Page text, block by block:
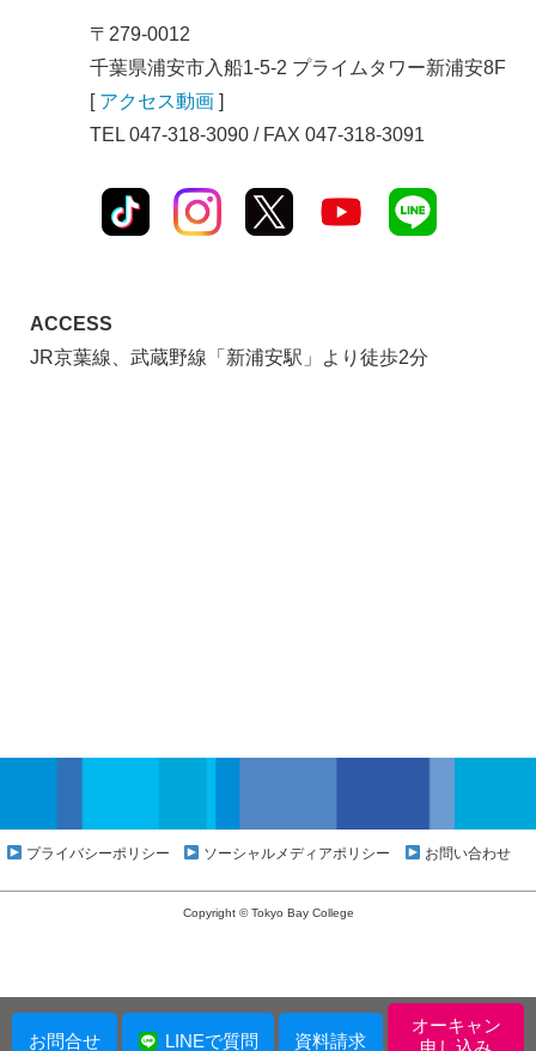
〒279-0012
千葉県浦安市入船1-5-2 プライムタワー新浦安8F
[ アクセス動画 ]
TEL 047-318-3090 / FAX 047-318-3091
ACCESS
JR京葉線、武蔵野線「新浦安駅」より徒歩2分
プライバシーポリシー ソーシャルメディアポリシー お問い合わせ
Copyright © Tokyo Bay College
お問合せ LINEで質問 資料請求
オーキャン
申し込み